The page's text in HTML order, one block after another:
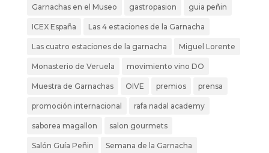
Garnachas en el Museo gastropasion guia peñin
ICEX España Las 4 estaciones de la Garnacha
Las cuatro estaciones de la garnacha Miguel Lorente
Monasterio de Veruela movimiento vino DO
Muestra de Garnachas OIVE premios prensa
promoción internacional rafa nadal academy
saborea magallon salon gourmets
Salón Guía Peñin Semana de la Garnacha